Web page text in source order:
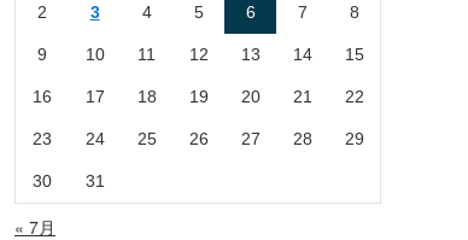
2 3 4 5 6 7 8
9 10 11 12 13 14 15
16 17 18 19 20 21 22
23 24 25 26 27 28 29
30 31
« 7月